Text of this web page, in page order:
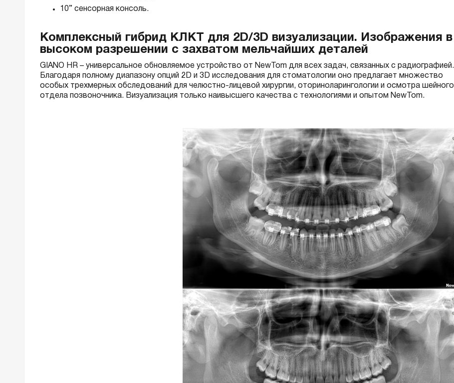
10” сенсорная консоль.
Комплексный гибрид КЛКТ для 2D/3D визуализации. Изображения в
высоком разрешении с захватом мельчайших деталей
GIANO HR – универсальное обновляемое устройство от NewTom для всех задач, связанных с радиографией.
Благодаря полному диапазону опций 2D и 3D исследования для стоматологии оно предлагает множество
особых трехмерных обследований для челюстно-лицевой хирургии, оториноларингологии и осмотра шейного
отдела позвоночника. Визуализация только наивысшего качества с технологиями и опытом NewTom.